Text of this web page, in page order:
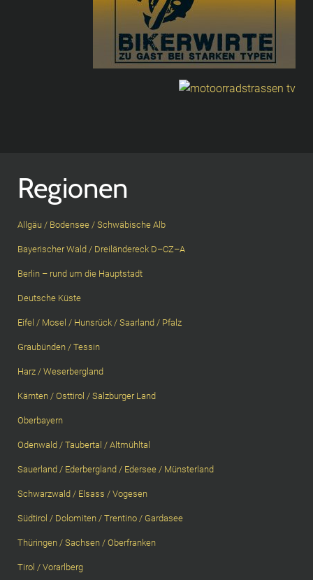
Regionen
Allgäu / Bodensee / Schwäbische Alb
Bayerischer Wald / Dreiländereck D–CZ–A
Berlin – rund um die Hauptstadt
Deutsche Küste
Eifel / Mosel / Hunsrück / Saarland / Pfalz
Graubünden / Tessin
Harz / Weserbergland
Kärnten / Osttirol / Salzburger Land
Oberbayern
Odenwald / Taubertal / Altmühltal
Sauerland / Ederbergland / Edersee / Münsterland
Schwarzwald / Elsass / Vogesen
Südtirol / Dolomiten / Trentino / Gardasee
Thüringen / Sachsen / Oberfranken
Tirol / Vorarlberg